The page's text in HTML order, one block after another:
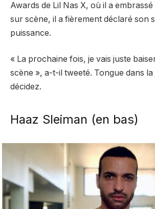
Awards de Lil Nas X, où il a
sur scène, il a fièrement déclaré son
puissance.
« La prochaine fois, je vais juste
scène », a-t-il tweeté. Tongue dans la
décidez.
Haaz Sleiman (en bas)